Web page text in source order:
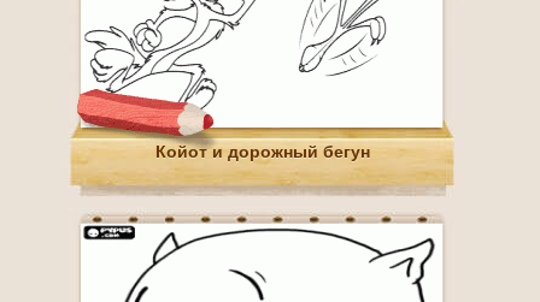
Койот и дорожный бегун